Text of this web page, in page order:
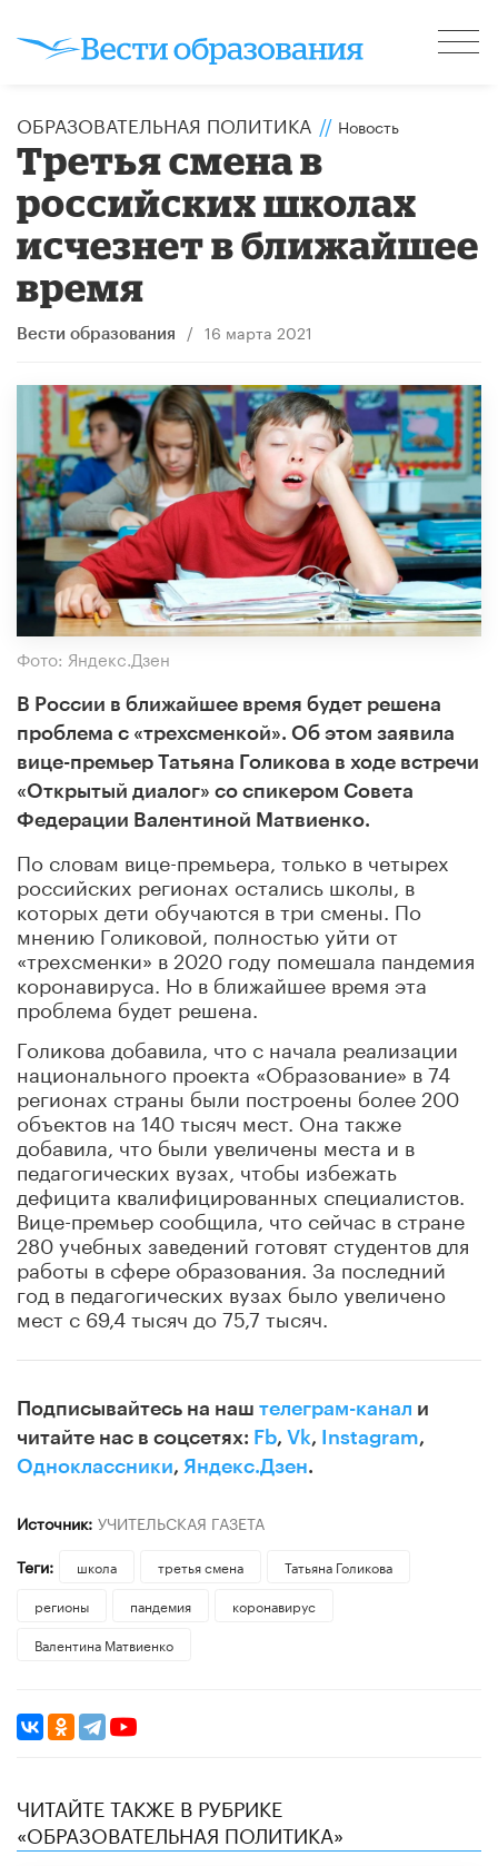
ОБРАЗОВАТЕЛЬНАЯ ПОЛИТИКА // Новость
Третья смена в
российских школах
исчезнет в ближайшее
время
Вести образования / 16 марта 2021
Фото: Яндекс.Дзен
В России в ближайшее время будет решена
проблема с «трехсменкой». Об этом заявила
вице-премьер Татьяна Голикова в ходе встречи
«Открытый диалог» со спикером Совета
Федерации Валентиной Матвиенко.
По словам вице-премьера, только в четырех
российских регионах остались школы, в
которых дети обучаются в три смены. По
мнению Голиковой, полностью уйти от
«трехсменки» в 2020 году помешала пандемия
коронавируса. Но в ближайшее время эта
проблема будет решена.
Голикова добавила, что с начала реализации
национального проекта «Образование» в 74
регионах страны были построены более 200
объектов на 140 тысяч мест. Она также
добавила, что были увеличены места и в
педагогических вузах, чтобы избежать
дефицита квалифицированных специалистов.
Вице-премьер сообщила, что сейчас в стране
280 учебных заведений готовят студентов для
работы в сфере образования. За последний
год в педагогических вузах было увеличено
мест с 69,4 тысяч до 75,7 тысяч.
Подписывайтесь на наш телеграм-канал и
читайте нас в соцсетях: Fb, Vk, Instagram,
Одноклассники, Яндекс.Дзен.
Источник: УЧИТЕЛЬСКАЯ ГАЗЕТА
Теги:
школа третья смена
​Татьяна Голикова
регионы
пандемия
коронавирус
Валентина Матвиенко
ЧИТАЙТЕ ТАКЖЕ В РУБРИКЕ
«ОБРАЗОВАТЕЛЬНАЯ ПОЛИТИКА»